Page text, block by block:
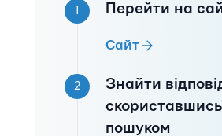
1 Перейти на
Сайт
2
Знайти
скориставшись
пошуком